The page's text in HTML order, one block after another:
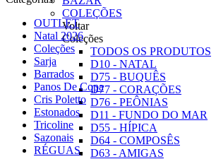
COLEÇÕES
Voltar
Coleções
TODOS OS PRODUTOS
D10 - NATAL
D75 - BUQUÊS
D77 - CORAÇÕES
D76 - PEÔNIAS
D11 - FUNDO DO MAR
D55 - HÍPICA
D64 - COMPOSÊS
D63 - AMIGAS
OUTLET
Natal 2026
Coleções
Sarja
Barrados
Panos De Copa
Cris Poletto
Estonados
Tricoline
Sazonais
RÉGUAS